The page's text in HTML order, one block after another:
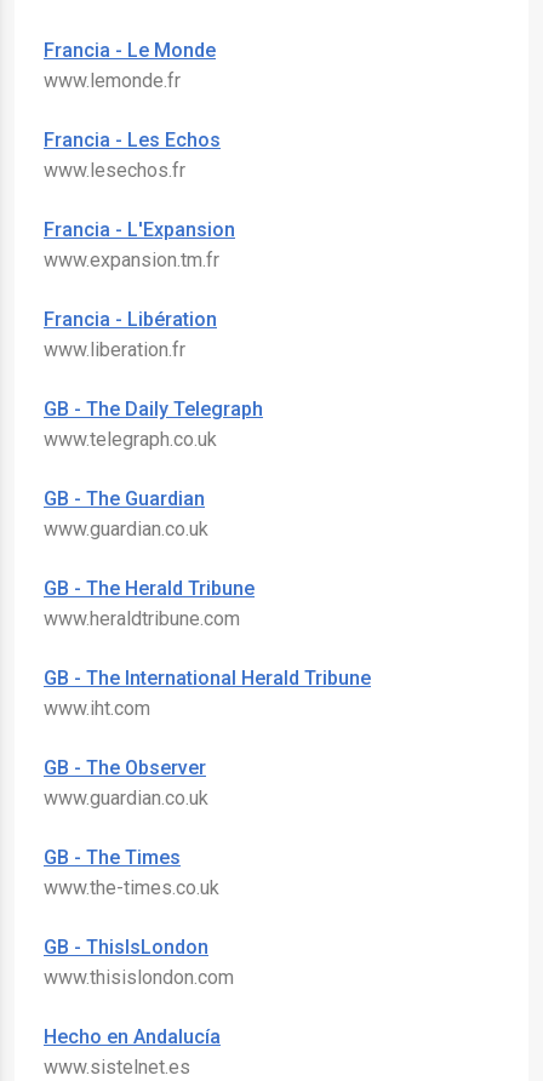
Francia - Le Monde
www.lemonde.fr
Francia - Les Echos
www.lesechos.fr
Francia - L'Expansion
www.expansion.tm.fr
Francia - Libération
www.liberation.fr
GB - The Daily Telegraph
www.telegraph.co.uk
GB - The Guardian
www.guardian.co.uk
GB - The Herald Tribune
www.heraldtribune.com
GB - The International Herald Tribune
www.iht.com
GB - The Observer
www.guardian.co.uk
GB - The Times
www.the-times.co.uk
GB - ThisIsLondon
www.thisislondon.com
Hecho en Andalucía
www.sistelnet.es